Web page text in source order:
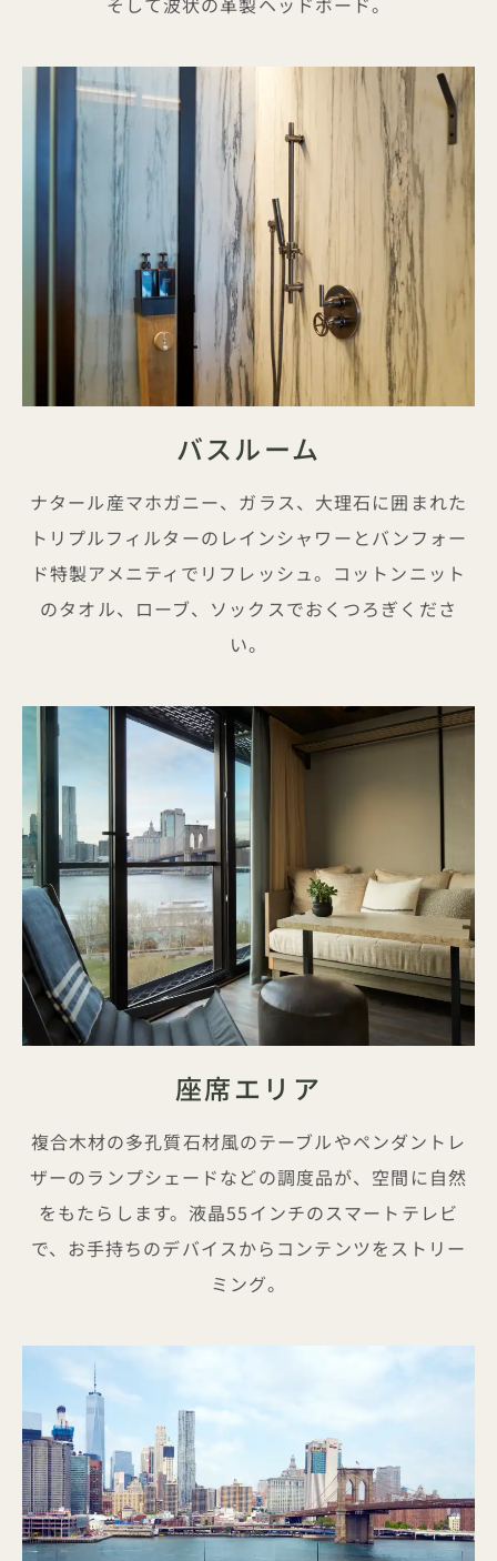
バスルーム
ナタール産マホガニー、ガラス、大理石に囲まれた
トリプルフィルターのレインシャワーとバンフォー
ド特製アメニティでリフレッシュ。コットンニット
のタオル、ローブ、ソックスでおくつろぎくださ
い。
座席エリア
複合木材の多孔質石材風のテーブルやペンダントレ
ザーのランプシェードなどの調度品が、空間に自然
をもたらします。液晶55インチのスマートテレビ
で、お手持ちのデバイスからコンテンツをストリー
ミング。